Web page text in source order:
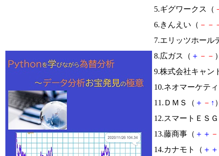
5.ギグワークス（
6.きんえい（ － －
7.エリッツホール
8.広ガス（ ＋ － －
9.株式会社キャン
10.ネオマーケテ
11.ＤＭＳ（ ＋ － ↑
12.スマートＥＳ
13.藤商事（ ＋ ＋ －
14.カナモト（ ＋ ＋